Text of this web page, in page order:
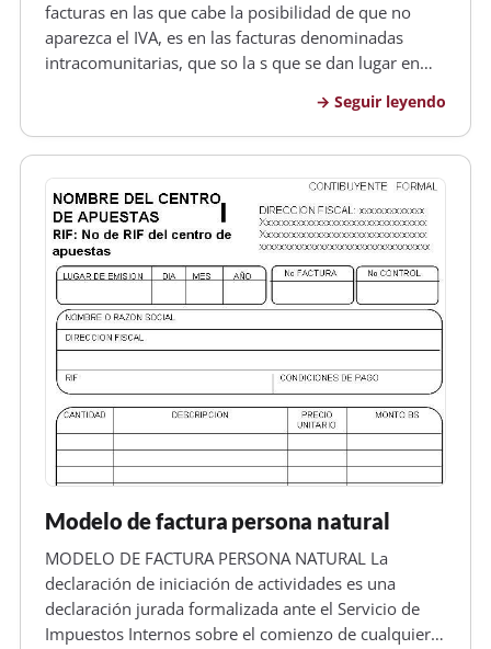
facturas en las que cabe la posibilidad de que no
aparezca el IVA, es en las facturas denominadas
intracomunitarias, que so la s que se dan lugar en
comprador como el vendedor son empresarios o
profesionales a efectos del corresp…
Seguir leyendo
Modelo de factura persona natural
MODELO DE FACTURA PERSONA NATURAL La
declaración de iniciación de actividades es una
declaración jurada formalizada ante el Servicio de
Impuestos Internos sobre el comienzo de cualquier